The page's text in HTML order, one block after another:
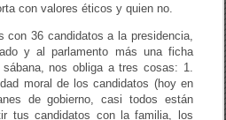
con valores éticos y quien no.
con 36 candidatos a la presidencia,
y al parlamento más una ficha
nos obliga a tres cosas: 1.
moral de los candidatos (hoy en
de gobierno, casi todos están
tus candidatos con la familia, los